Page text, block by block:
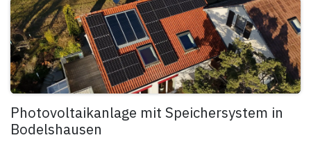
Photovoltaikanlage mit Speichersystem in
Bodelshausen